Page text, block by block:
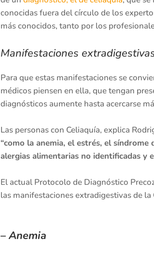
conocidas fuera del círculo de los
más conocidos, tanto por los
Manifestaciones
Para que estas manifestaciones se
médicos piensen en ella, que tengan
diagnósticos aumente hasta acercarse
Las personas con Celiaquía, explica
“como la anemia, el estrés, el
alergias alimentarias no identificadas y
El actual Protocolo de Diagnóstico
las manifestaciones extradigestivas de la
– Anemia